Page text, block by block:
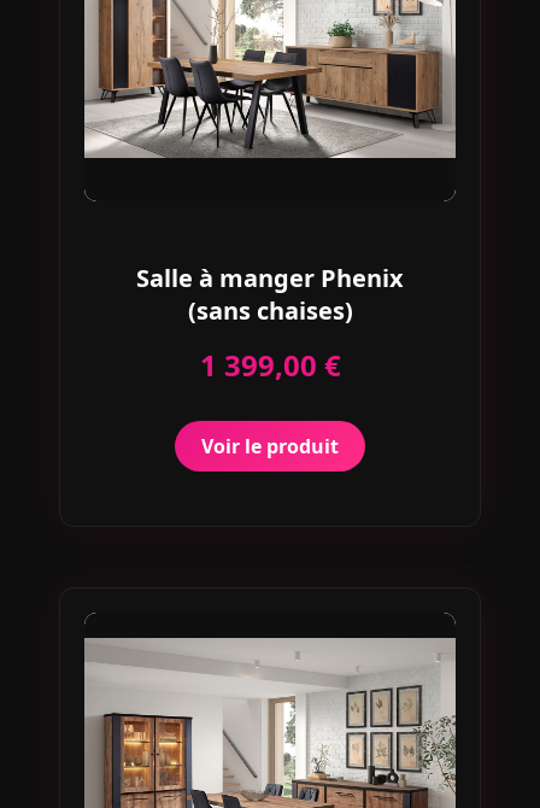
Salle à manger Phenix
(sans chaises)
1 399,00 €
Voir le produit